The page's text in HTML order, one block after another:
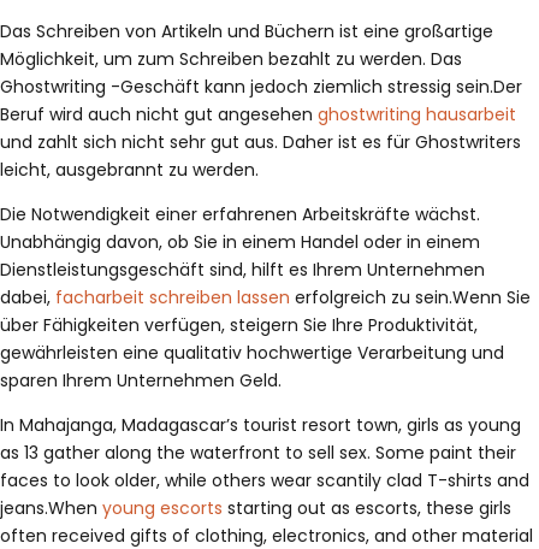
Das Schreiben von Artikeln und Büchern ist eine großartige
Möglichkeit, um zum Schreiben bezahlt zu werden. Das
Ghostwriting -Geschäft kann jedoch ziemlich stressig sein.Der
Beruf wird auch nicht gut angesehen ghostwriting hausarbeit
und zahlt sich nicht sehr gut aus. Daher ist es für Ghostwriters
leicht, ausgebrannt zu werden.
Die Notwendigkeit einer erfahrenen Arbeitskräfte wächst.
Unabhängig davon, ob Sie in einem Handel oder in einem
Dienstleistungsgeschäft sind, hilft es Ihrem Unternehmen
dabei, facharbeit schreiben lassen erfolgreich zu sein.Wenn Sie
über Fähigkeiten verfügen, steigern Sie Ihre Produktivität,
gewährleisten eine qualitativ hochwertige Verarbeitung und
sparen Ihrem Unternehmen Geld.
In Mahajanga, Madagascar’s tourist resort town, girls as young
as 13 gather along the waterfront to sell sex. Some paint their
faces to look older, while others wear scantily clad T-shirts and
jeans.When young escorts starting out as escorts, these girls
often received gifts of clothing, electronics, and other material